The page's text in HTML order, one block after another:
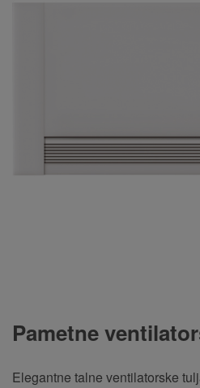
Pametne
Elegantne talne ventilatorske